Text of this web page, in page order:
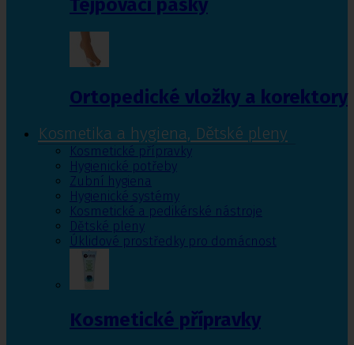
Tejpovací pásky
Ortopedické vložky a korektory
Kosmetika a hygiena, Dětské pleny
Kosmetické přípravky
Hygienické potřeby
Zubní hygiena
Hygienické systémy
Kosmetické a pedikérské nástroje
Dětské pleny
Úklidové prostředky pro domácnost
Kosmetické přípravky